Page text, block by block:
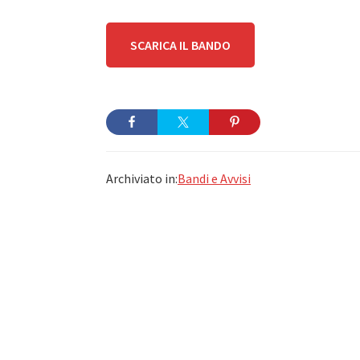
SCARICA IL BANDO
Archiviato in:Bandi e Avvisi